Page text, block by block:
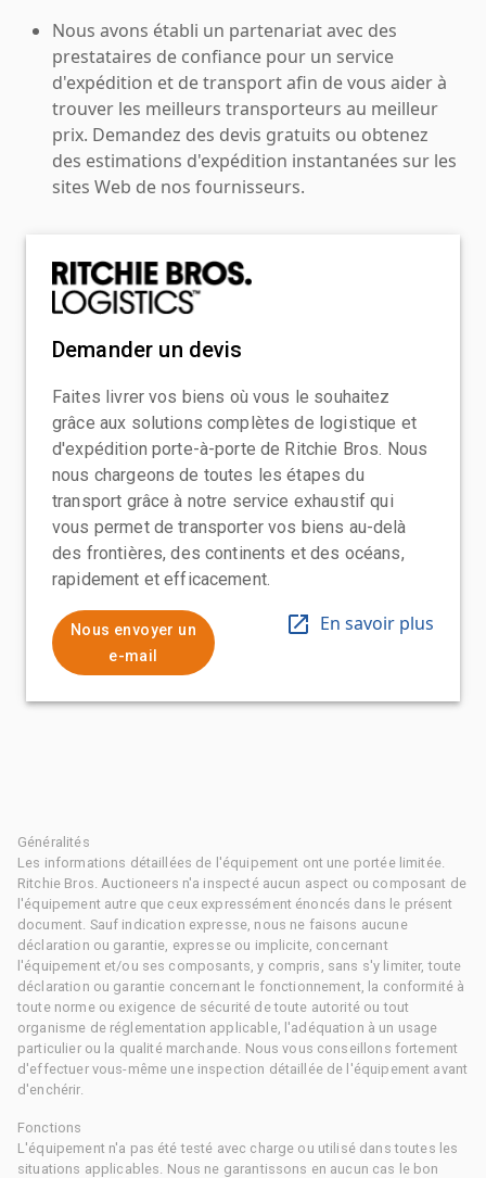
Nous avons établi un partenariat avec des
prestataires de confiance pour un service
d'expédition et de transport afin de vous aider à
trouver les meilleurs transporteurs au meilleur
prix. Demandez des devis gratuits ou obtenez
des estimations d'expédition instantanées sur les
sites Web de nos fournisseurs.
Demander un devis
Faites livrer vos biens où vous le souhaitez
grâce aux solutions complètes de logistique et
d'expédition porte-à-porte de Ritchie Bros. Nous
nous chargeons de toutes les étapes du
transport grâce à notre service exhaustif qui
vous permet de transporter vos biens au-delà
des frontières, des continents et des océans,
rapidement et efficacement.
Nous envoyer un
e-mail
En savoir plus
Généralités
Les informations détaillées de l'équipement ont une portée limitée.
Ritchie Bros. Auctioneers n'a inspecté aucun aspect ou composant de
l'équipement autre que ceux expressément énoncés dans le présent
document. Sauf indication expresse, nous ne faisons aucune
déclaration ou garantie, expresse ou implicite, concernant
l'équipement et/ou ses composants, y compris, sans s'y limiter, toute
déclaration ou garantie concernant le fonctionnement, la conformité à
toute norme ou exigence de sécurité de toute autorité ou tout
organisme de réglementation applicable, l'adéquation à un usage
particulier ou la qualité marchande. Nous vous conseillons fortement
d'effectuer vous-même une inspection détaillée de l'équipement avant
d'enchérir.
Fonctions
L'équipement n'a pas été testé avec charge ou utilisé dans toutes les
situations applicables. Nous ne garantissons en aucun cas le bon